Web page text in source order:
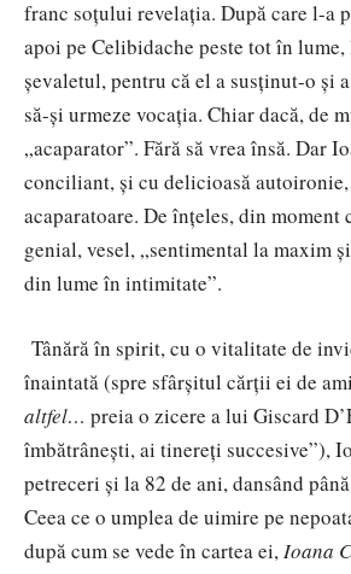
franc soțului revelația. După care l-a
apoi pe Celibidache peste tot în
șevaletul, pentru că el a susținut-o și
să-și urmeze vocația. Chiar dacă, de
„acaparator”. Fără să vrea însă. Dar
conciliant, și cu delicioasă autoironie,
acaparatoare. De înțeles, din moment
genial, vesel, „sentimental la maxim
din lume în intimitate”.
Tânără în spirit, cu o vitalitate de
înaintată (spre sfârşitul cărţii ei de
altfel… preia o zicere a lui Giscard
îmbătrâneşti, ai tinereţi succesive”),
petreceri și la 82 de ani, dansând
Ceea ce o umplea de uimire pe
după cum se vede în cartea ei,Ioana